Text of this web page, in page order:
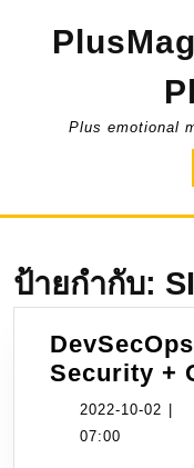
Plus emotional
ป้ายกำกับ:
Security +
2022-10-02
07:00